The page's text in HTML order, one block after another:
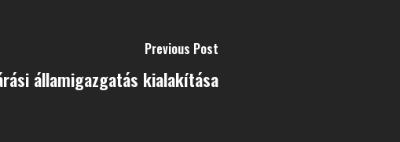
Previous Post
államigazgatás kialakítása